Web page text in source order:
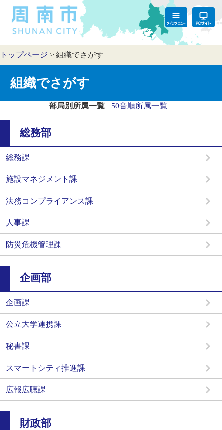
トップページ > 組織でさがす
組織でさがす
部局別所属一覧 50音順所属一覧
総務部
総務課
施設マネジメント課
法務コンプライアンス課
人事課
防災危機管理課
企画部
企画課
公立大学連携課
秘書課
スマートシティ推進課
広報広聴課
財政部